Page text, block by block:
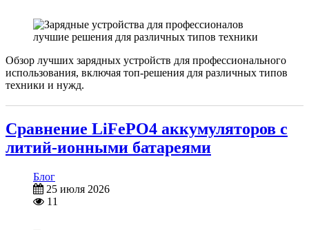
Обзор лучших зарядных устройств для профессионального
использования, включая топ-решения для различных типов
техники и нужд.
Сравнение LiFePO4 аккумуляторов с
литий-ионными батареями
Блог
25 июля 2026
11